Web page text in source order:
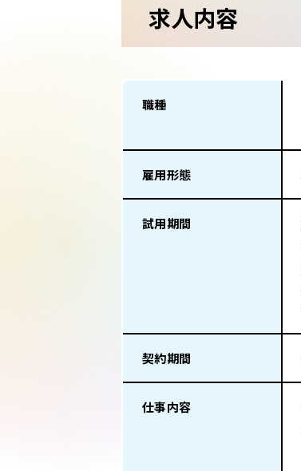
求人内容
職種
雇用形態
試用期間
契約期間
仕事内容